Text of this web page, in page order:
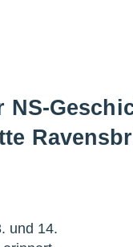
NS-
und 14.